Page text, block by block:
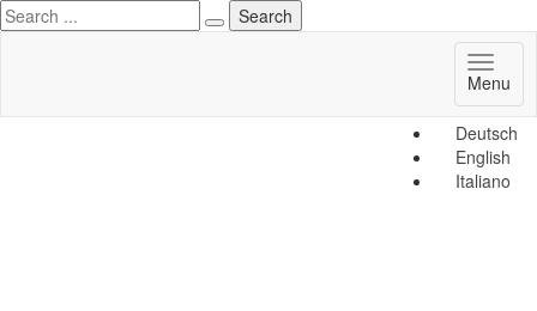
Deutsch
English
Italiano
Menu